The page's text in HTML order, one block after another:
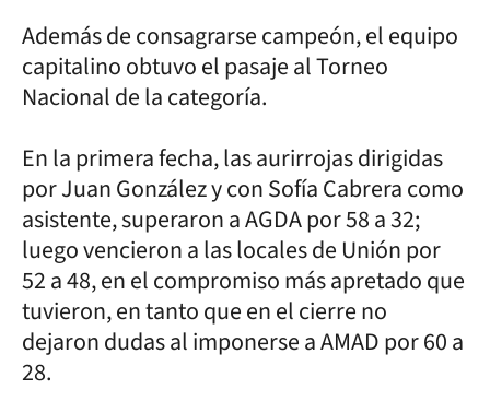
Además de consagrarse campeón, el equipo
capitalino obtuvo el pasaje al Torneo
Nacional de la categoría.
En la primera fecha, las aurirrojas dirigidas
por Juan González y con Sofía Cabrera como
asistente, superaron a AGDA por 58 a 32;
luego vencieron a las locales de Unión por
52 a 48, en el compromiso más apretado que
tuvieron, en tanto que en el cierre no
dejaron dudas al imponerse a AMAD por 60 a
28.